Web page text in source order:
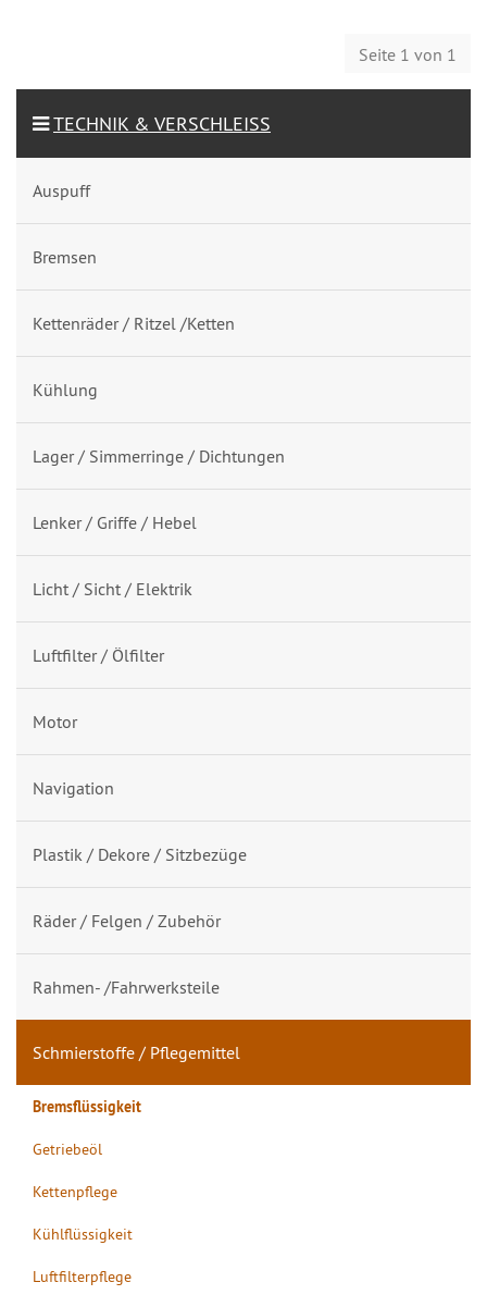
Seite 1 von 1
TECHNIK & VERSCHLEISS
Auspuff
Bremsen
Kettenräder / Ritzel /Ketten
Kühlung
Lager / Simmerringe / Dichtungen
Lenker / Griffe / Hebel
Licht / Sicht / Elektrik
Luftfilter / Ölfilter
Motor
Navigation
Plastik / Dekore / Sitzbezüge
Räder / Felgen / Zubehör
Rahmen- /Fahrwerksteile
Schmierstoffe / Pflegemittel
Bremsflüssigkeit
Getriebeöl
Kettenpflege
Kühlflüssigkeit
Luftfilterpflege